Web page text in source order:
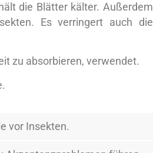
die Blätter kälter. Außerdem
Es verringert auch die
zu absorbieren, verwendet.
vor Insekten.